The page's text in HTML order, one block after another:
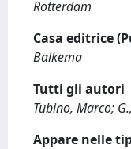
Rotterdam
Casa editrice
Balkema
Tutti gli autori
Tubino, Marco;
Appare nelle